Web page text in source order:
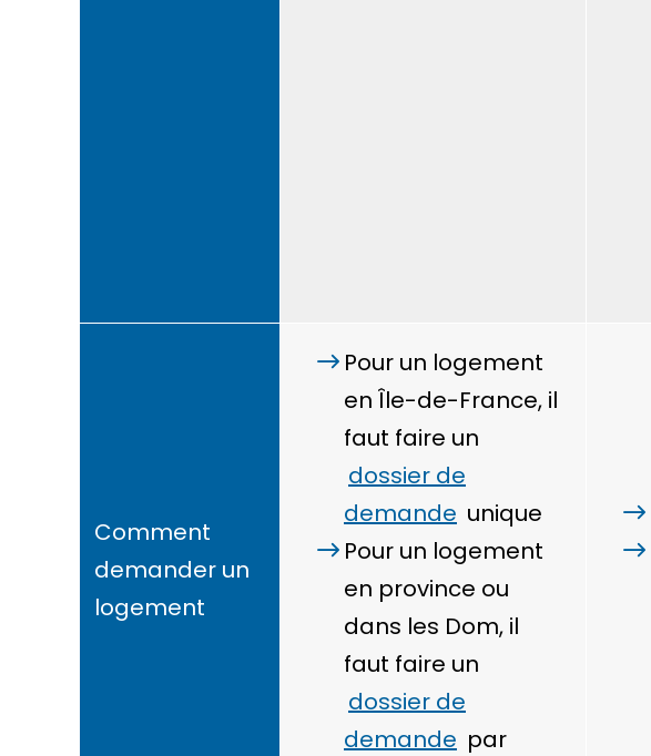
Comment
demander un
logement
Pour un logement
en Île-de-France, il
faut faire un
dossier de
demande unique
Pour un logement
en province ou
dans les Dom, il
faut faire un
dossier de
demande par